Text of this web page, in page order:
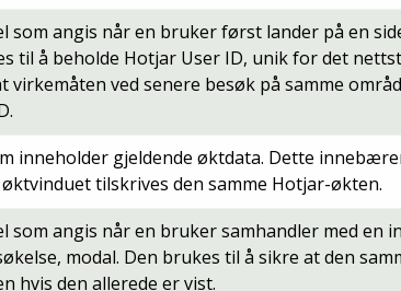
som angis når en bruker først lander på en
til å beholde Hotjar User ID, unik for det
virkemåten ved senere besøk på samme
inneholder gjeldende øktdata. Dette
tilskrives den samme Hotjar-økten.
som angis når en bruker samhandler med en
modal. Den brukes til å sikre at den
hvis den allerede er vist.